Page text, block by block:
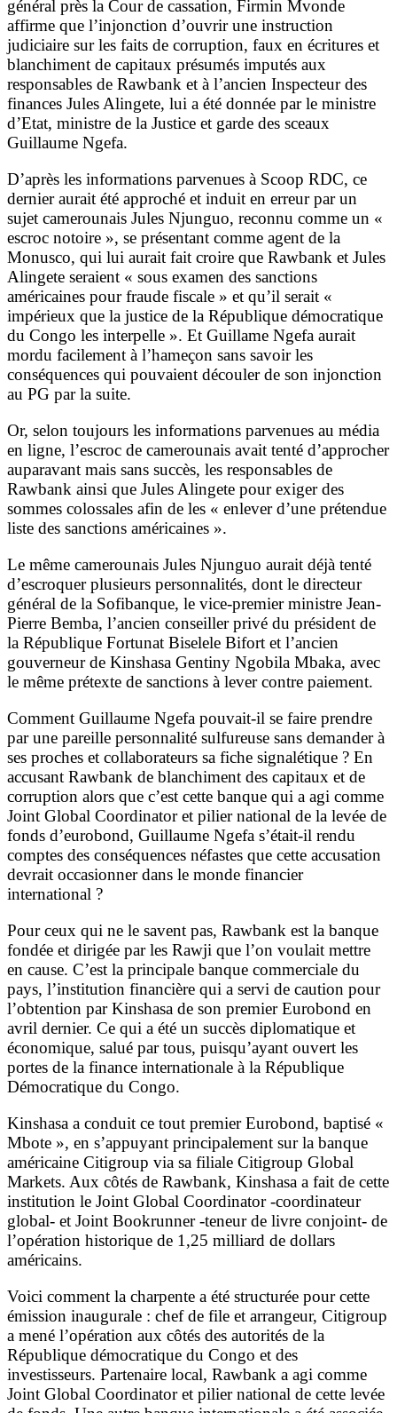
général près la Cour de cassation, Firmin Mvonde
affirme que l’injonction d’ouvrir une instruction
judiciaire sur les faits de corruption, faux en écritures et
blanchiment de capitaux présumés imputés aux
responsables de Rawbank et à l’ancien Inspecteur des
finances Jules Alingete, lui a été donnée par le ministre
d’Etat, ministre de la Justice et garde des sceaux
Guillaume Ngefa.
D’après les informations parvenues à Scoop RDC, ce
dernier aurait été approché et induit en erreur par un
sujet camerounais Jules Njunguo, reconnu comme un «
escroc notoire », se présentant comme agent de la
Monusco, qui lui aurait fait croire que Rawbank et Jules
Alingete seraient « sous examen des sanctions
américaines pour fraude fiscale » et qu’il serait «
impérieux que la justice de la République démocratique
du Congo les interpelle ». Et Guillame Ngefa aurait
mordu facilement à l’hameçon sans savoir les
conséquences qui pouvaient découler de son injonction
au PG par la suite.
Or, selon toujours les informations parvenues au média
en ligne, l’escroc de camerounais avait tenté d’approcher
auparavant mais sans succès, les responsables de
Rawbank ainsi que Jules Alingete pour exiger des
sommes colossales afin de les « enlever d’une prétendue
liste des sanctions américaines ».
Le même camerounais Jules Njunguo aurait déjà tenté
d’escroquer plusieurs personnalités, dont le directeur
général de la Sofibanque, le vice-premier ministre Jean-
Pierre Bemba, l’ancien conseiller privé du président de
la République Fortunat Biselele Bifort et l’ancien
gouverneur de Kinshasa Gentiny Ngobila Mbaka, avec
le même prétexte de sanctions à lever contre paiement.
Comment Guillaume Ngefa pouvait-il se faire prendre
par une pareille personnalité sulfureuse sans demander à
ses proches et collaborateurs sa fiche signalétique ? En
accusant Rawbank de blanchiment des capitaux et de
corruption alors que c’est cette banque qui a agi comme
Joint Global Coordinator et pilier national de la levée de
fonds d’eurobond, Guillaume Ngefa s’était-il rendu
comptes des conséquences néfastes que cette accusation
devrait occasionner dans le monde financier
international ?
Pour ceux qui ne le savent pas, Rawbank est la banque
fondée et dirigée par les Rawji que l’on voulait mettre
en cause. C’est la principale banque commerciale du
pays, l’institution financière qui a servi de caution pour
l’obtention par Kinshasa de son premier Eurobond en
avril dernier. Ce qui a été un succès diplomatique et
économique, salué par tous, puisqu’ayant ouvert les
portes de la finance internationale à la République
Démocratique du Congo.
Kinshasa a conduit ce tout premier Eurobond, baptisé «
Mbote », en s’appuyant principalement sur la banque
américaine Citigroup via sa filiale Citigroup Global
Markets. Aux côtés de Rawbank, Kinshasa a fait de cette
institution le Joint Global Coordinator -coordinateur
global- et Joint Bookrunner -teneur de livre conjoint- de
l’opération historique de 1,25 milliard de dollars
américains.
Voici comment la charpente a été structurée pour cette
émission inaugurale : chef de file et arrangeur, Citigroup
a mené l’opération aux côtés des autorités de la
République démocratique du Congo et des
investisseurs. Partenaire local, Rawbank a agi comme
Joint Global Coordinator et pilier national de cette levée